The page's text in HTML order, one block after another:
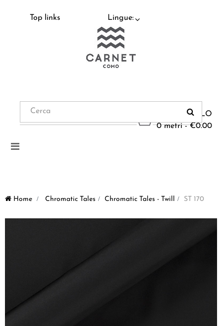
Top links Lingue:
CARRELLO
0 metri - €0.00
Navigazione
Home > Chromatic Tales > Chromatic Tales - Twill > ST 170